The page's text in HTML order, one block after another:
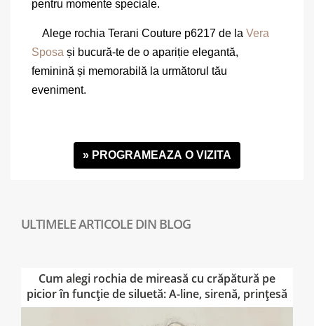
pentru momente speciale.
Alege rochia Terani Couture p6217 de la Vera
Sposa și bucură-te de o apariție elegantă,
feminină și memorabilă la următorul tău
eveniment.
» PROGRAMEAZA O VIZITA
Cum alegi rochia de mireasă cu crăpătură pe
picior în funcție de siluetă: A-line, sirenă, prințesă